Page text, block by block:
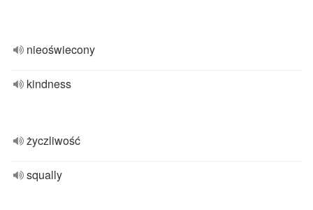
nieoświecony
kindness
życzliwość
squally